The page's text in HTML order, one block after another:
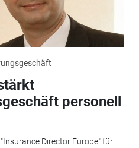
personell
Director Europe" für